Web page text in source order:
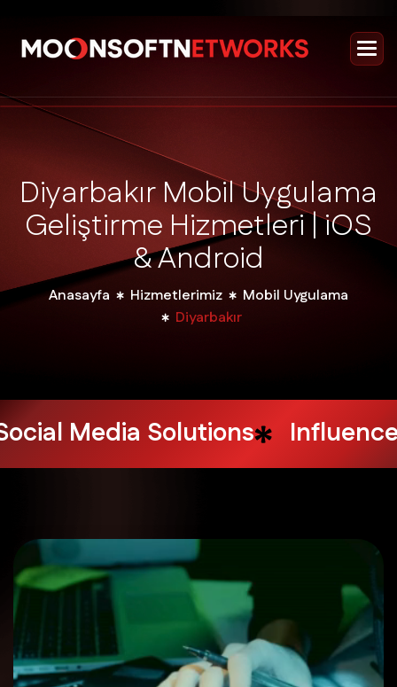
DiyarbakırMobilUygulama
Geliştirme Hizmetleri|iOS
&Android
Anasayfa Hizmetlerimiz
Mobil Uygulama
Diyarbakır
Design Services Web Hosting